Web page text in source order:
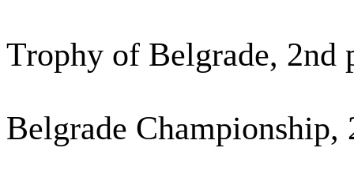
Trophy of Belgrade, 2nd
Belgrade